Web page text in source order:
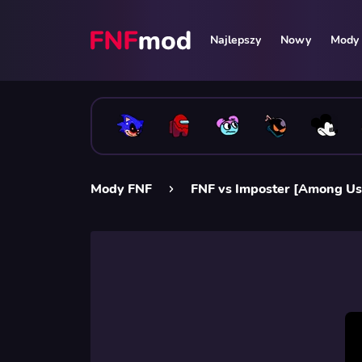
Najlepszy Nowy
Mody FNF FNF vs Imposter [Among